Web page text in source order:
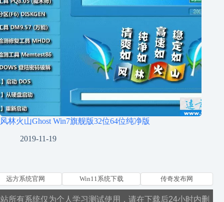
风林火山Ghost Win7旗舰版32位64位纯净版
2019-11-19
远方系统官网 Win11系统下载 传奇发布网
所有系统仅为个人学习测试使用，请在下载后24小时内删